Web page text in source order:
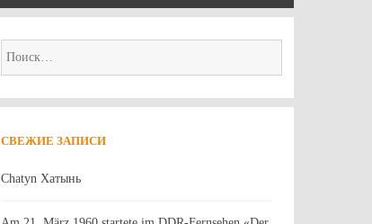
Найти:
СВЕЖИЕ ЗАПИСИ
Chatyn Хатынь